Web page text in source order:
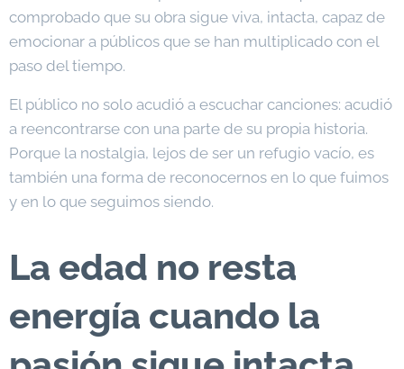
comprobado que su obra sigue viva, intacta, capaz de
emocionar a públicos que se han multiplicado con el
paso del tiempo.
El público no solo acudió a escuchar canciones: acudió
a reencontrarse con una parte de su propia historia.
Porque la nostalgia, lejos de ser un refugio vacío, es
también una forma de reconocernos en lo que fuimos
y en lo que seguimos siendo.
La edad no resta
energía cuando la